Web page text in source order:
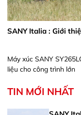
SANY Italia : Giới
Máy xúc SANY
liệu cho công trình lớn
TIN MỚI NHẤT